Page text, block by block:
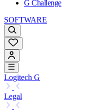
G Challenge
SOFTWARE
Logitech G
Legal